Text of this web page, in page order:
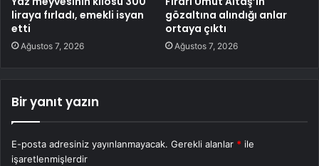
liraya fırladı, emekli isyan
etti
Ağustos 7, 2026
gözaltına alındığı anlar
ortaya çıktı
Ağustos 7, 2026
Bir yanıt yazın
E-posta adresiniz yayınlanmayacak. Gerekli alanlar * ile
işaretlenmişlerdir